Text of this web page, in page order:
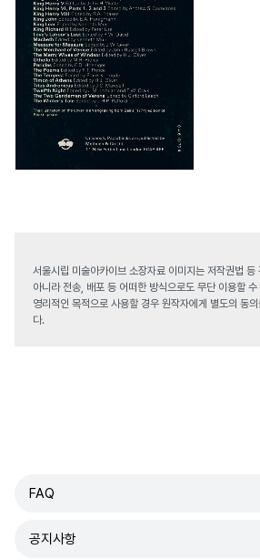
서울시립 미술아카이브 소장자료 이미지는 저작권법 등
아니라 전송, 배포 등 어떠한 방식으로도 무단 이용할 수
영리적인 목적으로 사용할 경우 원작자에게 별도의 동
다.
FAQ
공지사항